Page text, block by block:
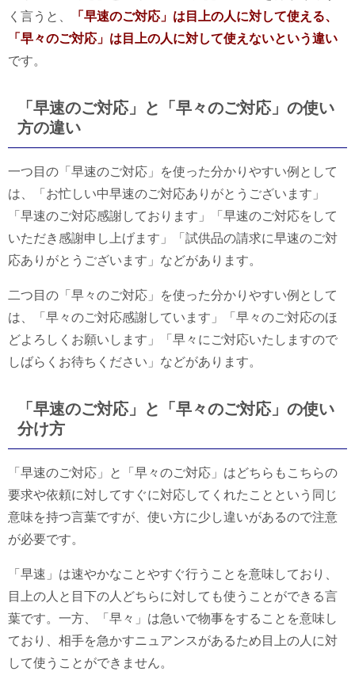
く言うと、
「早速のご対応」は目上の人に対して使える、
「早々のご対応」は目上の人に対して使えないという違い
です。
「早速のご対応」と「早々のご対応」の使い
方の違い
一つ目の「早速のご対応」を使った分かりやすい例として
は、「お忙しい中早速のご対応ありがとうございます」
「早速のご対応感謝しております」「早速のご対応をして
いただき感謝申し上げます」「試供品の請求に早速のご対
応ありがとうございます」などがあります。
二つ目の「早々のご対応」を使った分かりやすい例として
は、「早々のご対応感謝しています」「早々のご対応のほ
どよろしくお願いします」「早々にご対応いたしますので
しばらくお待ちください」などがあります。
「早速のご対応」と「早々のご対応」の使い
分け方
「早速のご対応」と「早々のご対応」はどちらもこちらの
要求や依頼に対してすぐに対応してくれたことという同じ
意味を持つ言葉ですが、使い方に少し違いがあるので注意
が必要です。
「早速」は速やかなことやすぐ行うことを意味しており、
目上の人と目下の人どちらに対しても使うことができる言
葉です。一方、「早々」は急いで物事をすることを意味し
ており、相手を急かすニュアンスがあるため目上の人に対
して使うことができません。